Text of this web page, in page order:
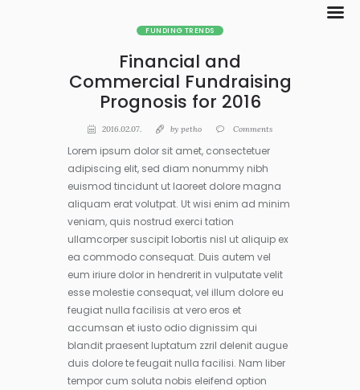
FUNDING TRENDS
Financial and
Commercial Fundraising
Prognosis for 2016
2016.02.07. by petho Comments
Lorem ipsum dolor sit amet, consectetuer
adipiscing elit, sed diam nonummy nibh
euismod tincidunt ut laoreet dolore magna
aliquam erat volutpat. Ut wisi enim ad minim
veniam, quis nostrud exerci tation
ullamcorper suscipit lobortis nisl ut aliquip ex
ea commodo consequat. Duis autem vel
eum iriure dolor in hendrerit in vulputate velit
esse molestie consequat, vel illum dolore eu
feugiat nulla facilisis at vero eros et
accumsan et iusto odio dignissim qui
blandit praesent luptatum zzril delenit augue
duis dolore te feugait nulla facilisi. Nam liber
tempor cum soluta nobis eleifend option